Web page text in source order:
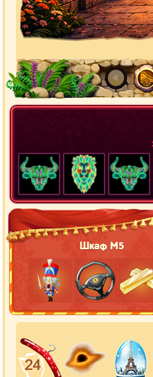
Шкаф М5